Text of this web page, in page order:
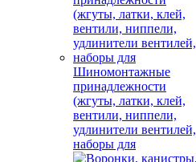
Шиномонтажные
принадлежности
(жгуты, латки, клей,
вентили, ниппели,
удлинители вентилей,
наборы для